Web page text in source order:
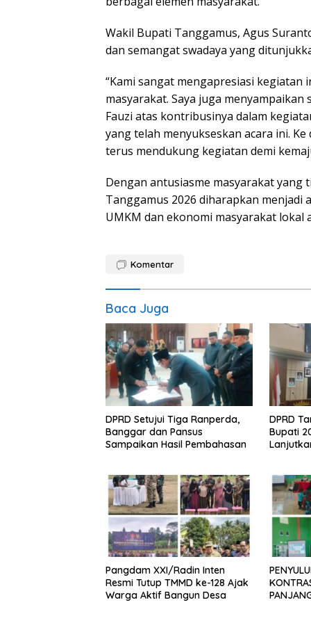
Wakil Bupati Tanggamus, Agus
dan semangat swadaya yang
“Kami sangat mengapresiasi
masyarakat. Saya juga
Fauzi atas kontribusinya dalam
yang telah menyukseskan acara ini.
terus mendukung kegiatan demi
Dengan antusiasme masyarakat yang
Tanggamus 2026 diharapkan
UMKM dan ekonomi masyarakat lokal
Komentar
Baca Juga
DPRD Setujui Tiga Ranperda,
Banggar dan Pansus
Sampaikan Hasil Pembahasan
DPRD
Bupati
Pangdam XXI/Radin Inten
Resmi Tutup TMMD ke-128 Ajak
Warga Aktif Bangun Desa